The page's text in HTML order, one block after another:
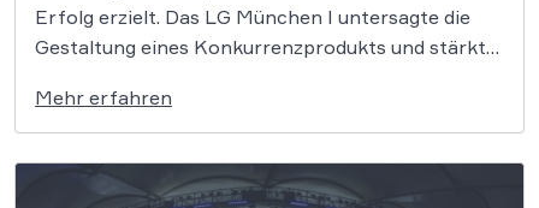
Erfolg erzielt. Das LG München I untersagte die
Gestaltung eines Konkurrenzprodukts und stärkte
Nun hat Berentzen Berufung eingelegt. Es geht
damit in die nächste Runde. Im Markenstreit
zwischen den Getränkeherstellern Paulaner […]
Mehr erfahren